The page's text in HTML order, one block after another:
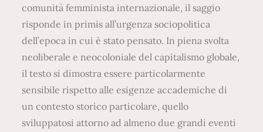
comunità femminista internazionale, il saggio
risponde in primis all’urgenza sociopolitica
dell’epoca in cui è stato pensato. In piena svolta
neoliberale e neocoloniale del capitalismo globale,
il testo si dimostra essere particolarmente
sensibile rispetto alle esigenze accademiche di
un contesto storico particolare, quello
sviluppatosi attorno ad almeno due grandi eventi